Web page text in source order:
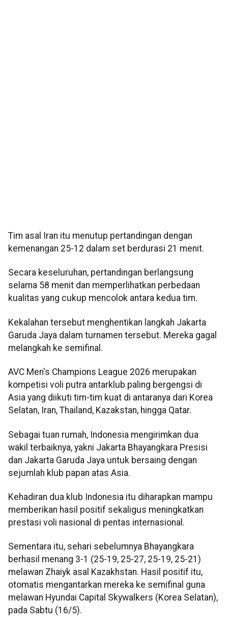
Tim asal Iran itu menutup pertandingan dengan
kemenangan 25-12 dalam set berdurasi 21 menit.
Secara keseluruhan, pertandingan berlangsung
selama 58 menit dan memperlihatkan perbedaan
kualitas yang cukup mencolok antara kedua tim.
Kekalahan tersebut menghentikan langkah Jakarta
Garuda Jaya dalam turnamen tersebut. Mereka gagal
melangkah ke semifinal.
AVC Men's Champions League 2026 merupakan
kompetisi voli putra antarklub paling bergengsi di
Asia yang diikuti tim-tim kuat di antaranya dari Korea
Selatan, Iran, Thailand, Kazakstan, hingga Qatar.
Sebagai tuan rumah, Indonesia mengirimkan dua
wakil terbaiknya, yakni Jakarta Bhayangkara Presisi
dan Jakarta Garuda Jaya untuk bersaing dengan
sejumlah klub papan atas Asia.
Kehadiran dua klub Indonesia itu diharapkan mampu
memberikan hasil positif sekaligus meningkatkan
prestasi voli nasional di pentas internasional.
Sementara itu, sehari sebelumnya Bhayangkara
berhasil menang 3-1 (25-19, 25-27, 25-19, 25-21)
melawan Zhaiyk asal Kazakhstan. Hasil positif itu,
otomatis mengantarkan mereka ke semifinal guna
melawan Hyundai Capital Skywalkers (Korea Selatan),
pada Sabtu (16/5).